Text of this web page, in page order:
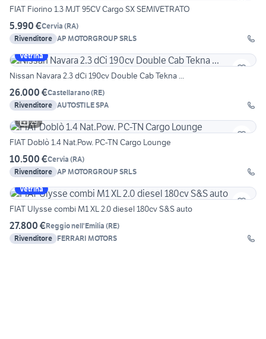
FIAT Fiorino 1.3 MJT 95CV Cargo SX SEMIVETRATO
5.990 €Cervia (RA)
Rivenditore AP MOTORGROUP SRLS
Vetrina
Nissan Navara 2.3 dCi 190cv Double Cab Tekna ...
26.000 €Castellarano(RE)
Rivenditore AUTOSTILE SPA
29
FIAT Doblò 1.4 Nat.Pow. PC-TN Cargo Lounge
10.500 €Cervia (RA)
Rivenditore AP MOTORGROUP SRLS
Vetrina
FIAT Ulysse combi M1 XL 2.0 diesel 180cv S&S auto
27.800 €Reggio nell'Emilia (RE)
Rivenditore FERRARI MOTORS